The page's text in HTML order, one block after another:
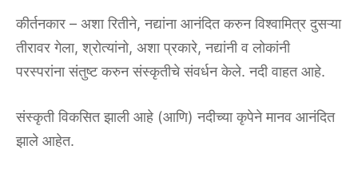
कीर्तनकार – अशा रितीने, नद्यांना आनंदित करुन विश्वामित्र दुसऱ्या
तीरावर गेला, श्रोत्यांनो, अशा प्रकारे, नद्यांनी व लोकांनी
परस्परांना संतुष्ट करुन संस्कृतीचे संवर्धन केले. नदी वाहत आहे.
संस्कृती विकसित झाली आहे (आणि) नदीच्या कृपेने मानव आनंदित
झाले आहेत.